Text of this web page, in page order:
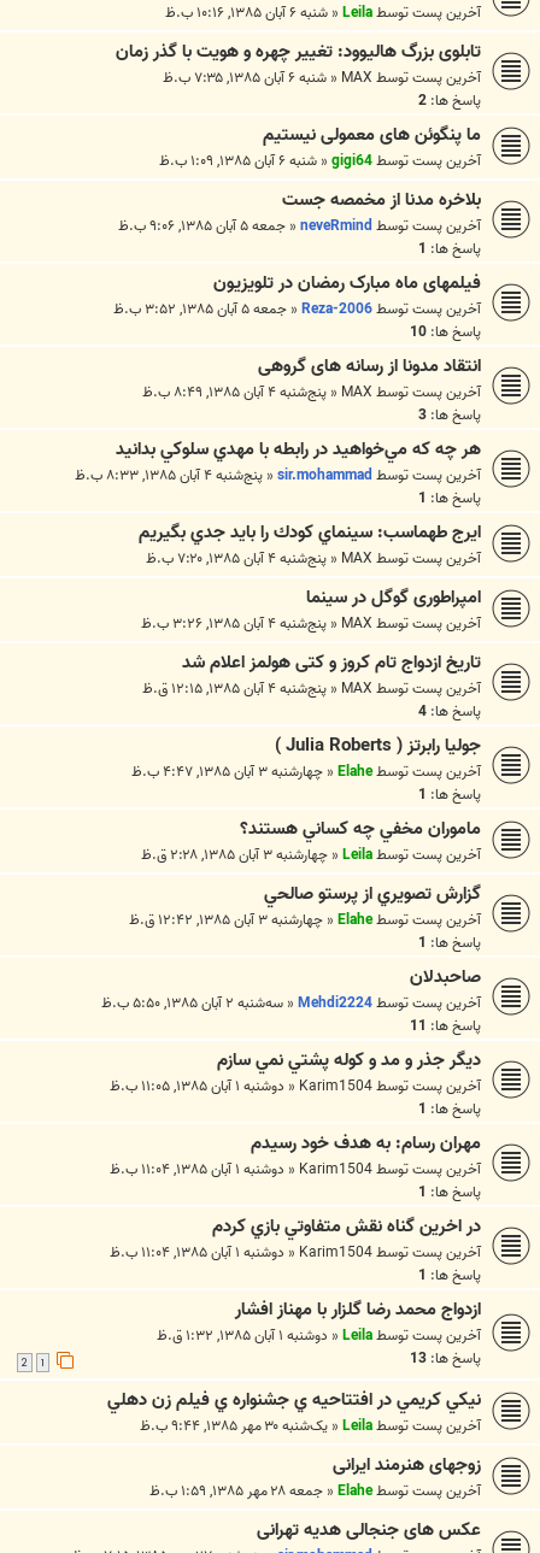
آخرین پست توسطLeila
« شنبه ۶ آبان ۱۳۸۵, ۱۰:۱۶ ب.ظ
تابلوی بزرگ هاليوود: تغيير چهره و هويت با گذر زمان
آخرین پست توسطMAX
« شنبه ۶ آبان ۱۳۸۵, ۷:۳۵ ب.ظ
پاسخ ها: 2
ما پنگوئن های معمولی نیستیم
آخرین پست توسطgigi64
« شنبه ۶ آبان ۱۳۸۵, ۱:۰۹ ب.ظ
بلاخره مدنا از مخمصه جست
آخرین پست توسطneveRmind
« جمعه ۵ آبان ۱۳۸۵, ۹:۰۶ ب.ظ
پاسخ ها: 1
فیلمهای ماه مبارک رمضان در تلویزیون
آخرین پست توسطReza-2006
« جمعه ۵ آبان ۱۳۸۵, ۳:۵۲ ب.ظ
پاسخ ها: 10
انتقاد مدونا از رسانه های گروهی
آخرین پست توسطMAX
« پنج‌شنبه ۴ آبان ۱۳۸۵, ۸:۴۹ ب.ظ
پاسخ ها: 3
هر چه كه مي‌خواهيد در رابطه با مهدي سلوكي بدانيد
آخرین پست توسطsir.mohammad
« پنج‌شنبه ۴ آبان ۱۳۸۵, ۸:۳۳ ب.ظ
پاسخ ها: 1
ايرج طهماسب: سينماي كودك را بايد جدي بگيريم
آخرین پست توسطMAX
« پنج‌شنبه ۴ آبان ۱۳۸۵, ۷:۲۰ ب.ظ
امپراطوری گوگل در سینما
آخرین پست توسطMAX
« پنج‌شنبه ۴ آبان ۱۳۸۵, ۳:۲۶ ب.ظ
تاريخ ازدواج تام کروز و کتی هولمز اعلام شد
آخرین پست توسطMAX
« پنج‌شنبه ۴ آبان ۱۳۸۵, ۱۲:۱۵ ق.ظ
پاسخ ها: 4
جوليا رابرتز ( Julia Roberts )
آخرین پست توسطElahe
« چهارشنبه ۳ آبان ۱۳۸۵, ۴:۴۷ ب.ظ
پاسخ ها: 1
ماموران مخفي چه كساني هستند؟
آخرین پست توسطLeila
« چهارشنبه ۳ آبان ۱۳۸۵, ۲:۲۸ ق.ظ
گزارش تصويري از پرستو صالحي
آخرین پست توسطElahe
« چهارشنبه ۳ آبان ۱۳۸۵, ۱۲:۴۲ ق.ظ
پاسخ ها: 1
صاحبدلان
آخرین پست توسطMehdi2224
« سه‌شنبه ۲ آبان ۱۳۸۵, ۵:۵۰ ب.ظ
پاسخ ها: 11
ديگر جذر و مد و كوله پشتي نمي سازم
آخرین پست توسطKarim1504
« دوشنبه ۱ آبان ۱۳۸۵, ۱۱:۰۵ ب.ظ
پاسخ ها: 1
مهران رسام: به هدف خود رسيدم
آخرین پست توسطKarim1504
« دوشنبه ۱ آبان ۱۳۸۵, ۱۱:۰۴ ب.ظ
پاسخ ها: 1
در اخرين گناه نقش متفاوتي بازي كردم
آخرین پست توسطKarim1504
« دوشنبه ۱ آبان ۱۳۸۵, ۱۱:۰۴ ب.ظ
پاسخ ها: 1
ازدواج محمد رضا گلزار با مهناز افشار
آخرین پست توسطLeila
« دوشنبه ۱ آبان ۱۳۸۵, ۱:۳۲ ق.ظ
پاسخ ها: 13
نيكي كريمي در افتتاحيه ي جشنواره ي فيلم زن دهلي
آخرین پست توسطLeila
« یک‌شنبه ۳۰ مهر ۱۳۸۵, ۹:۴۴ ب.ظ
زوجهای هنرمند ايرانی
آخرین پست توسطElahe
« جمعه ۲۸ مهر ۱۳۸۵, ۱:۵۹ ب.ظ
عکس های جنجالی هدیه تهرانی